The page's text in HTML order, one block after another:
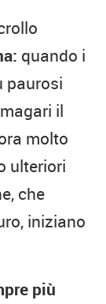
quando i
paurosi
il
molto
ulteriori
che
iniziano
più